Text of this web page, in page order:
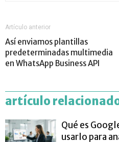
Artículo anterior
Así enviamos plantillas
predeterminadas multimedia
en WhatsApp Business API
artículo
Qué es
usarlo para